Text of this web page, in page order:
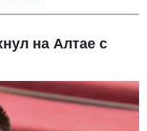
на Алтае с